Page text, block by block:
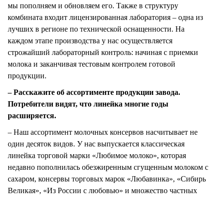
мы пополняем и обновляем его. Также в структуру
комбината входит лицензированная лаборатория – одна из
лучших в регионе по технической оснащенности. На
каждом этапе производства у нас осуществляется
строжайший лабораторный контроль: начиная с приемки
молока и заканчивая тестовым контролем готовой
продукции.
– Расскажите об ассортименте продукции завода.
Потребители видят, что линейка многие годы
расширяется.
– Наш ассортимент молочных консервов насчитывает не
один десяток видов. У нас выпускается классическая
линейка торговой марки «Любимое молоко», которая
недавно пополнилась обезжиренным сгущенным молоком с
сахаром, консервы торговых марок «Любавинка», «Сибирь
Великая», «Из России с любовью» и множество частных